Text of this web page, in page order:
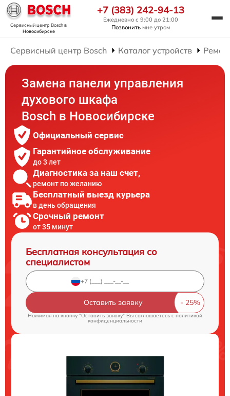
Сервисный центр Boschв
Новосибирске
+7 (383) 242-94-13
Ежедневно с 9:00 до 21:00
Позвонить мне утром
Сервисный центр Bosch Каталог устройств
Замена панели управления
духового шкафа
Bosch в Новосибирске
Официальный сервис
Гарантийное обслуживание
до 3 лет
Диагностика за наш счет,
ремонт по желанию
Бесплатный выезд курьера
в день обращения
Срочный ремонт
от 35 минут
Бесплатная консультация со
специалистом
Оставить заявку
Нажимая на кнопку "Оставить заявку" Вы соглашаетесь cполитикой
конфиденциальности